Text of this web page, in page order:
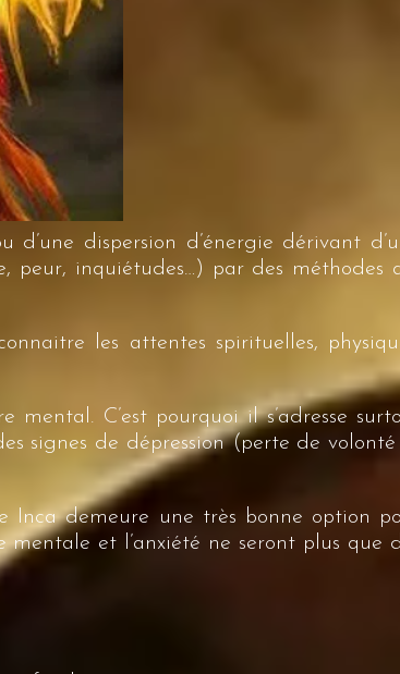
dispersion d’énergie dérivant
peur, inquiétudes…) par des méthodes
les attentes spirituelles,
C’est pourquoi il s’adresse
signes de dépression (perte de
Inca demeure une très bonne option
et l’anxiété ne seront plus que